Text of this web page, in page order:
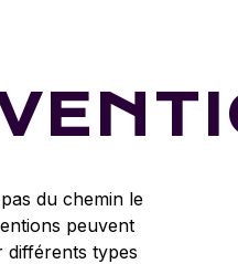
pas du chemin le
peuvent
différents types